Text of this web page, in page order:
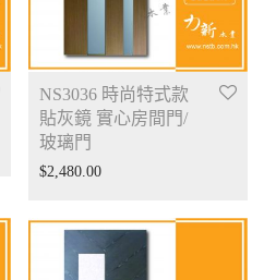
NS3036 時尚特式款
貼灰鏡 實心房間門/
玻璃門
$2,480.00